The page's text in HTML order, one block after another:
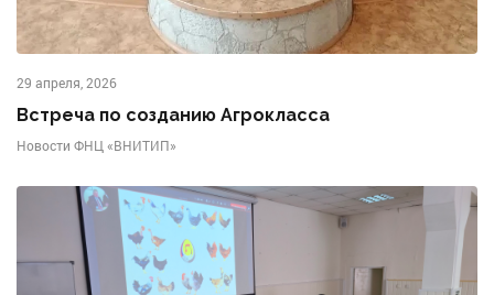
29 апреля, 2026
Встреча по созданию Агрокласса
Новости ФНЦ «ВНИТИП»